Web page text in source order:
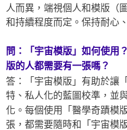
人而異，端視個人和模版（
和持續程度而定。保持耐心
問：「宇宙模版」如何使用
版的人都需要有一張嗎？
答：「宇宙模版」有助於讓
特、私人化的藍圖校準，並
化。每個使用「醫學奇蹟模
張，都需要隨時和「宇宙模